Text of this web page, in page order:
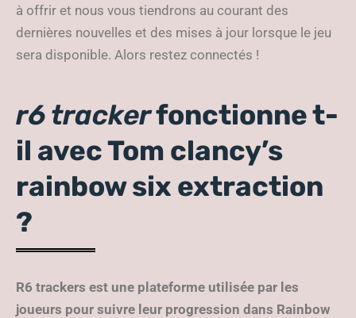
à offrir et nous vous tiendrons au courant des
dernières nouvelles et des mises à jour lorsque le jeu
sera disponible. Alors restez connectés !
r6 trackerfonctionne t-
il avec Tom clancy’s
rainbow six extraction
?
R6 trackers est une plateforme utilisée par les
joueurs pour suivre leur progression dans Rainbow